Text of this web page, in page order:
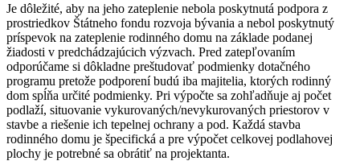
Je dôležité, aby na jeho zateplenie nebola poskytnutá podpora z
prostriedkov Štátneho fondu rozvoja bývania a nebol poskytnutý
príspevok na zateplenie rodinného domu na základe podanej
žiadosti v predchádzajúcich výzvach. Pred zatepľovaním
odporúčame si dôkladne preštudovať podmienky dotačného
programu pretože podporení budú iba majitelia, ktorých rodinný
dom spĺňa určité podmienky. Pri výpočte sa zohľadňuje aj počet
podlaží, situovanie vykurovaných/nevykurovaných priestorov v
stavbe a riešenie ich tepelnej ochrany a pod. Každá stavba
rodinného domu je špecifická a pre výpočet celkovej podlahovej
plochy je potrebné sa obrátiť na projektanta.